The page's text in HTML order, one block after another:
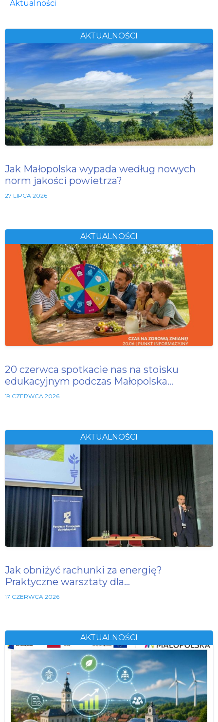
Aktualności
AKTUALNOŚCI
Jak Małopolska wypada według nowych
norm jakości powietrza?
27 LIPCA 2026
AKTUALNOŚCI
20 czerwca spotkacie nas na stoisku
edukacyjnym podczas Małopolska…
19 CZERWCA 2026
AKTUALNOŚCI
Jak obniżyć rachunki za energię?
Praktyczne warsztaty dla…
17 CZERWCA 2026
AKTUALNOŚCI